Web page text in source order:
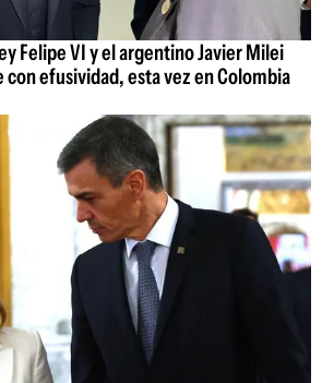
Felipe VI y el argentino Javier Milei
con efusividad, esta vez en Colombia